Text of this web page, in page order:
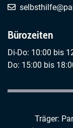
Bürozeiten
Di-Do: 10:00 bis
Do: 15:00 bis
Träger: